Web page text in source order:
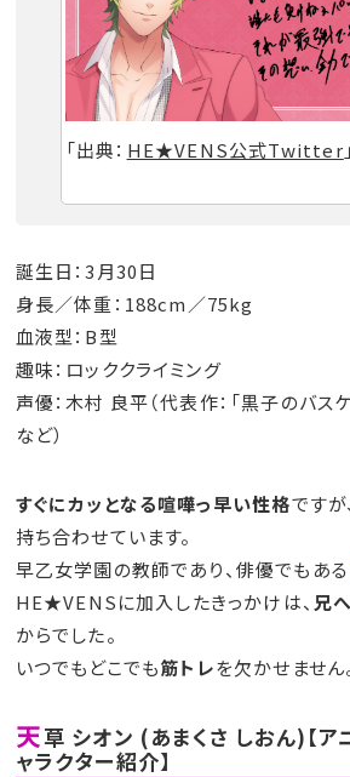
「出典： HE★VENS公式Twitter 」
誕生日：3月30日
身長／体重：188cm／75kg
血液型：B型
趣味：ロッククライミング
声優：木村 良平（代表作：「黒子のバス
など）
すぐにカッとなる喧嘩っ早い性格です
持ち合わせています。
早乙女学園の教師であり、俳優でもある
HE★VENSに加入したきっかけは、 兄
からでした。
いつでもどこでも筋トレを欠かせません
天草 シオン (あまくさ しおん)【
ャラクター紹介】